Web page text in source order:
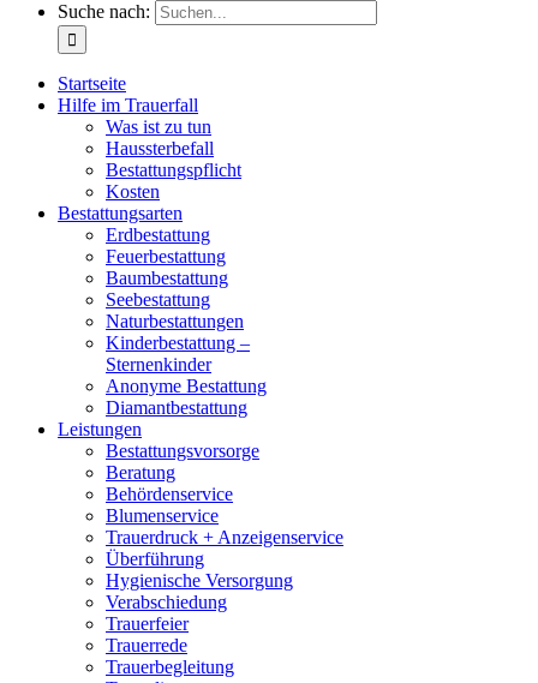
Suche nach:
Startseite
Hilfe im Trauerfall
Was ist zu tun
Haussterbefall
Bestattungspflicht
Kosten
Bestattungsarten
Erdbestattung
Feuerbestattung
Baumbestattung
Seebestattung
Naturbestattungen
Kinderbestattung –
Sternenkinder
Anonyme Bestattung
Diamantbestattung
Leistungen
Bestattungsvorsorge
Beratung
Behördenservice
Blumenservice
Trauerdruck + Anzeigenservice
Überführung
Hygienische Versorgung
Verabschiedung
Trauerfeier
Trauerrede
Trauerbegleitung